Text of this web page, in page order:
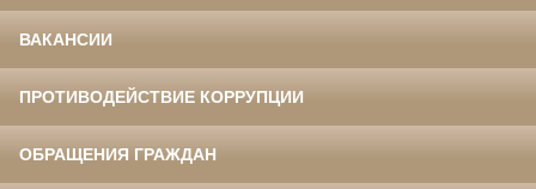
ВАКАНСИИ
ПРОТИВОДЕЙСТВИЕ КОРРУПЦИИ
ОБРАЩЕНИЯ ГРАЖДАН